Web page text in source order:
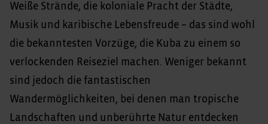
Weiße Strände, die koloniale Pracht der Städte,
Musik und karibische Lebensfreude – das sind wohl
die bekanntesten Vorzüge, die Kuba zu einem so
verlockenden Reiseziel machen. Weniger bekannt
sind jedoch die fantastischen
Wandermöglichkeiten, bei denen man tropische
Landschaften und unberührte Natur entdecken